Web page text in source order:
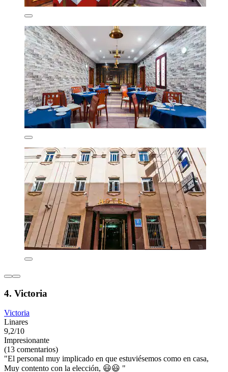
4. Victoria
Victoria
Linares
9,2/10
Impresionante
(13 comentarios)
"El personal muy implicado en que estuviésemos como en casa,
Muy contento con la elección, 😃😃 "